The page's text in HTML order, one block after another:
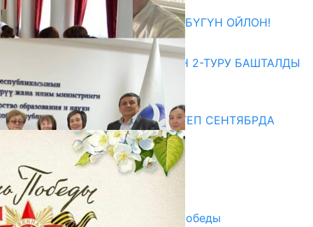
ӨЗҮҢДҮН КЕЛЕЧЕГИҢ ҮЧҮН БҮГҮН ОЙЛОН!
20.07.2026
ЖОЖДОРГО КАБЫЛ АЛУУНУН 2-ТУРУ БАШТАЛДЫ
20.07.2026
Медиа
СУЗАКТА 750 ОРУНДУУ МЕКТЕП СЕНТЯБРДА
ПАЙДАЛАНУУГА БЕРИЛЕТ
07.08.2025
Улуу Жеңиштин жандуу сөзү
29.04.2025
Награды в преддверии Дня Победы